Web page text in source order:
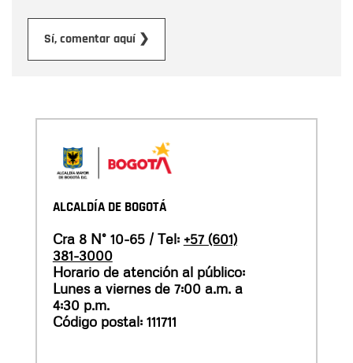
Sí, comentar aquí ❯
ALCALDÍA DE BOGOTÁ
Cra 8 N° 10-65 / Tel: +57 (601)
381-3000
Horario de atención al público:
Lunes a viernes de 7:00 a.m. a
4:30 p.m.
Código postal: 111711